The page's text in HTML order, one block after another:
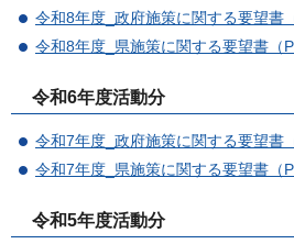
令和8年度_政府施策に関する要望書
令和8年度_県施策に関する要望書（
令和6年度活動分
令和7年度_政府施策に関する要望書
令和7年度_県施策に関する要望書（
令和5年度活動分